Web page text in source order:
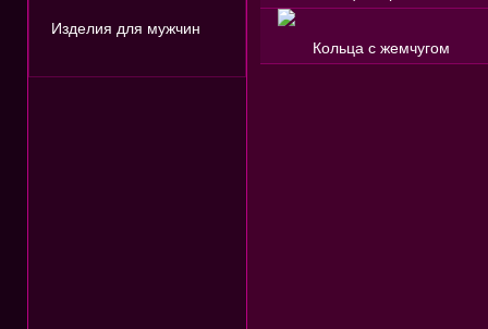
Изделия для мужчин
Кольца с жемчугом